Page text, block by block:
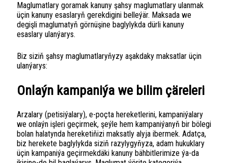
Maglumatlary goramak kanuny şahsy maglumatlary ulanmak
üçin kanuny esaslaryň gerekdigini belleýär. Maksada we
degişli maglumatyň görnüşine baglylykda dürli kanuny
esaslary ulanýarys.
Biz siziň şahsy maglumatlaryňyzy aşakdaky maksatlar üçin
ulanýarys:
Onlaýn kampaniýa we bilim çäreleri
Arzalary (petisiýalary), e-poçta hereketlerini, kampaniýalary
we onlaýn işleri geçirmek, şeýle hem kampaniýanyň bir bölegi
bolan halatynda hereketiňizi maksatly alyja ibermek. Adatça,
biz herekete baglylykda siziň razylygyňyza, adam hukuklary
üçin kampaniýa geçirmekdäki kanuny bähbitlerimize ýa-da